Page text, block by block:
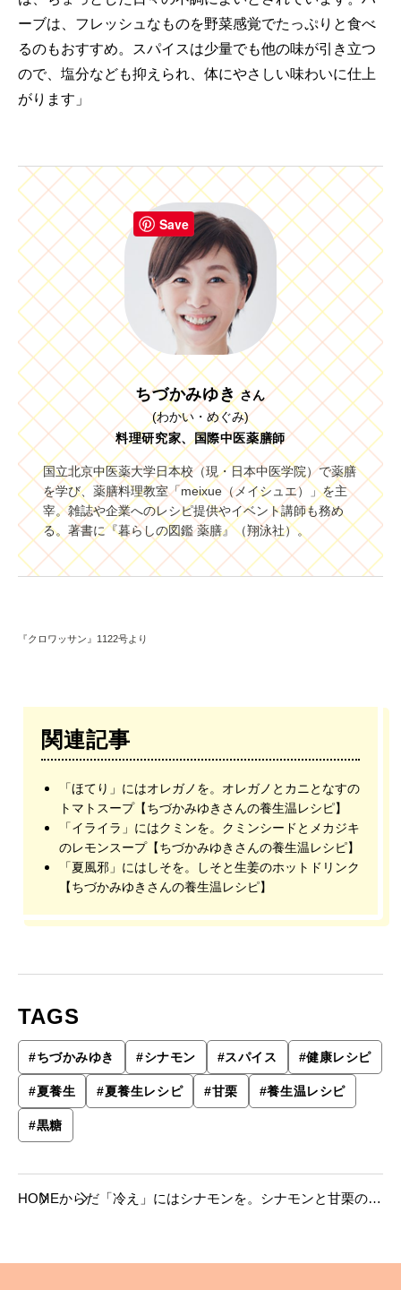
ーブは、フレッシュなものを野菜感覚でたっぷりと食べ
るのもおすすめ。スパイスは少量でも他の味が引き立つ
ので、塩分なども抑えられ、体にやさしい味わいに仕上
がります」
ちづかみゆき さん
(わかい・めぐみ)
料理研究家、国際中医薬膳師
国立北京中医薬大学日本校（現・日本中医学院）で薬膳
を学び、薬膳料理教室「meixue（メイシュエ）」を主
宰。雑誌や企業へのレシピ提供やイベント講師も務め
る。著書に『暮らしの図鑑 薬膳』（翔泳社）。
『クロワッサン』1122号より
関連記事
「ほてり」にはオレガノを。オレガノとカニとなすの
トマトスープ【ちづかみゆきさんの養生温レシピ】
「イライラ」にはクミンを。クミンシードとメカジキ
のレモンスープ【ちづかみゆきさんの養生温レシピ】
「夏風邪」にはしそを。しそと生姜のホットドリンク
【ちづかみゆきさんの養生温レシピ】
TAGS
#ちづかみゆき #シナモン #スパイス #健康レシピ
#夏養生 #夏養生レシピ #甘栗 #養生温レシピ
#黒糖
HOMEからだ 「冷え」にはシナモンを。シナモンと甘栗のデ
Save